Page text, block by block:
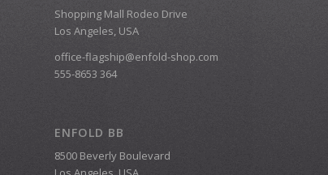
Shopping Mall Rodeo Drive
Los Angeles, USA
office-flagship@enfold-shop.com
555-8653 364
ENFOLD BB
8500 Beverly Boulevard